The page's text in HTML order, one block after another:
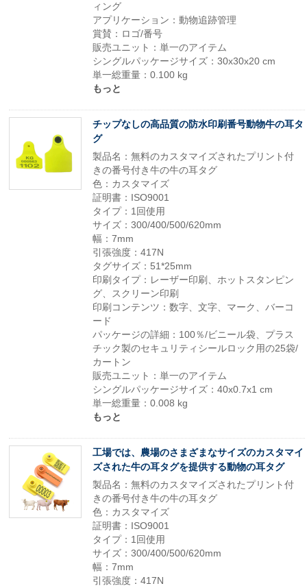
ィング
アプリケーション：動物追跡管理
賞賛：ロゴ/番号
販売ユニット：単一のアイテム
シングルパッケージサイズ：30x30x20 cm
単一総重量：0.100 kg
もっと
チップなしの高品質の防水印刷番号動物牛の耳タ
グ
製品名：無料のカスタマイズされたプリント付
きの番号付き牛の牛の耳タグ
色：カスタマイズ
証明書：ISO9001
タイプ：1回使用
サイズ：300/400/500/620mm
幅：7mm
引張強度：417N
タグサイズ：51*25mm
印刷タイプ：レーザー印刷、ホットスタンピン
グ、スクリーン印刷
印刷コンテンツ：数字、文字、マーク、バーコ
ード
パッケージの詳細：100％/ビニール袋、プラス
チック製のセキュリティシールロック用の25袋/
カートン
販売ユニット：単一のアイテム
シングルパッケージサイズ：40x0.7x1 cm
単一総重量：0.008 kg
もっと
工場では、農場のさまざまなサイズのカスタマイ
ズされた牛の耳タグを提供する動物の耳タグ
製品名：無料のカスタマイズされたプリント付
きの番号付き牛の牛の耳タグ
色：カスタマイズ
証明書：ISO9001
タイプ：1回使用
サイズ：300/400/500/620mm
幅：7mm
引張強度：417N